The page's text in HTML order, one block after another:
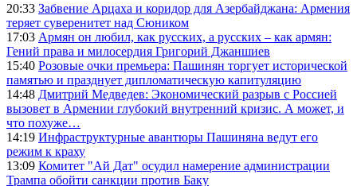
20:33 Забвение Арцаха и коридор для Азербайджана: Армения
теряет суверенитет над Сюником
17:03 Армян он любил, как русских, а русских – как армян:
Гений права и милосердия Григорий Джаншиев
15:40 Розовые очки премьера: Пашинян торгует исторической
памятью и празднует дипломатическую капитуляцию
14:48 Дмитрий Медведев: Экономический разрыв с Россией
вызовет в Армении глубокий внутренний кризис. А может, и
что похуже…
14:19 Инфраструктурные авантюры Пашиняна ведут его
режим к краху
13:09 Комитет "Ай Дат" осудил намерение администрации
Трампа обойти санкции против Баку